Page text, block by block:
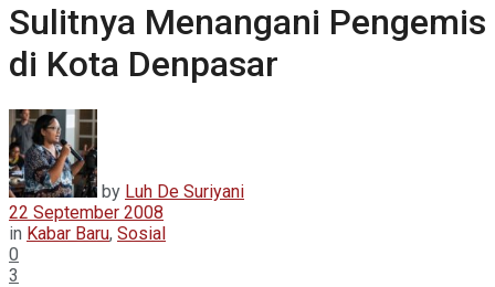
Sulitnya Menangani Pengemis
di Kota Denpasar
by Luh De Suriyani
22 September 2008
in Kabar Baru, Sosial
0
3